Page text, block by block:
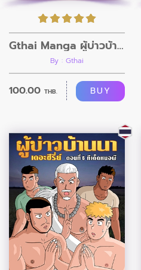
Gthai Manga ผู้บ่าวบ้านนา ตอนที่7
By : Gthai
100.00 THB. BUY